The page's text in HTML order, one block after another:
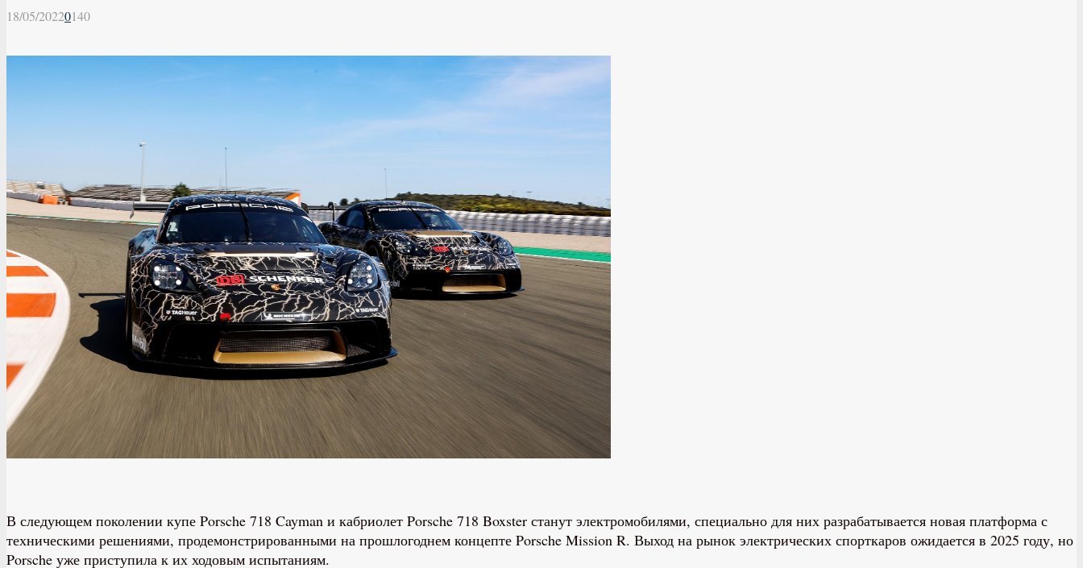
18/05/20220140
В следующем поколении купе Porsche 718 Cayman и кабриолет Porsche 718 Boxster станут электромобилями, специально для них разрабатывается новая платформа с
техническими решениями, продемонстрированными на прошлогоднем концепте Porsche Mission R. Выход на рынок электрических спорткаров ожидается в 2025 году, но
Porsche уже приступила к их ходовым испытаниям.